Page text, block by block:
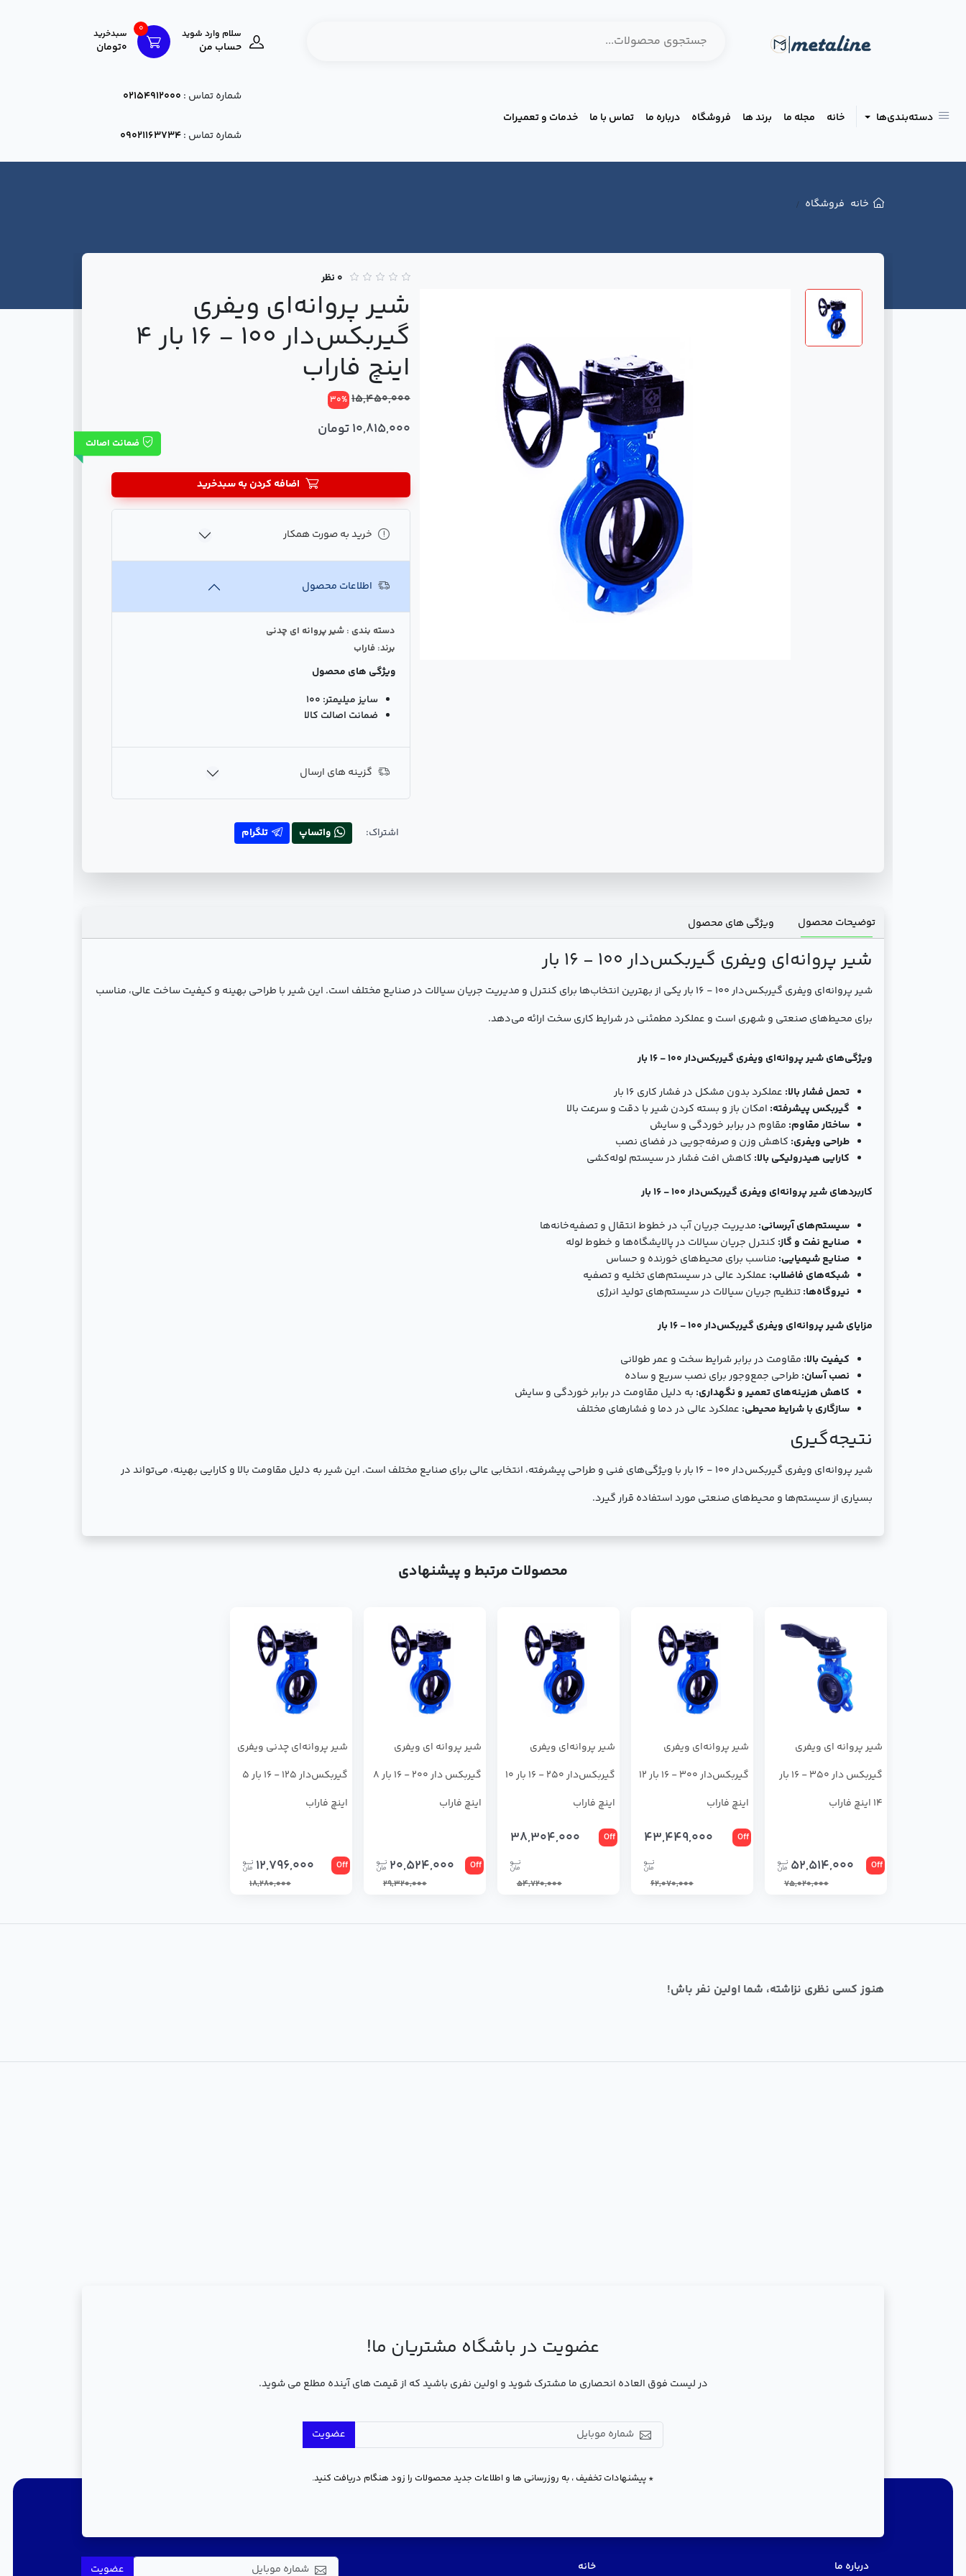
سلام وارد شوید
حساب من
0 سبدخرید
0تومان
دسته‌بندی‌ها خانه مجله ما برند ها فروشگاه درباره ما تماس با ما خدمات و تعمیرات
شماره تماس : 02154912000
شماره تماس :09021163734
خانه فروشگاه
0 نظر
شير پروانه‌ای ویفری
گیربکس‌دار 100 - 16 بار 4
اینچ فاراب
15,450,000
30%
10,815,000 تومان
ضمانت اصالت
اضافه کردن به سبدخرید
خرید به صورت همکار
اطلاعات محصول
دسته بندی : شیر پروانه ای چدنی
برند: فاراب
ویژگی های محصول
سایز میلیمتر: 100
ضمانت اصالت کالا
گزینه های ارسال
اشتراک: واتساپ تلگرام
توضیحات محصول ویژگی های محصول
شير پروانه‌ای ویفری گیربکس‌دار 100 - 16 بار
شير پروانه‌ای ویفری گیربکس‌دار 100 - 16 بار یکی از بهترین انتخاب‌ها برای کنترل و مدیریت جریان سیالات در صنایع مختلف است. این شیر با طراحی بهینه و کیفیت ساخت عالی، مناسب
برای محیط‌های صنعتی و شهری است و عملکرد مطمئنی در شرایط کاری سخت ارائه می‌دهد.
ویژگی‌های شير پروانه‌ای ویفری گیربکس‌دار 100 - 16 بار
تحمل فشار بالا: عملکرد بدون مشکل در فشار کاری 16 بار
گیربکس پیشرفته: امکان باز و بسته کردن شیر با دقت و سرعت بالا
ساختار مقاوم: مقاوم در برابر خوردگی و سایش
طراحی ویفری: کاهش وزن و صرفه‌جویی در فضای نصب
کارایی هیدرولیکی بالا: کاهش افت فشار در سیستم لوله‌کشی
کاربردهای شير پروانه‌ای ویفری گیربکس‌دار 100 - 16 بار
سیستم‌های آبرسانی: مدیریت جریان آب در خطوط انتقال و تصفیه‌خانه‌ها
صنایع نفت و گاز: کنترل جریان سیالات در پالایشگاه‌ها و خطوط لوله
صنایع شیمیایی: مناسب برای محیط‌های خورنده و حساس
شبکه‌های فاضلاب: عملکرد عالی در سیستم‌های تخلیه و تصفیه
نیروگاه‌ها:تنظیم جریان سیالات در سیستم‌های تولید انرژی
مزایای شير پروانه‌ای ویفری گیربکس‌دار 100 - 16 بار
کیفیت بالا: مقاومت در برابر شرایط سخت و عمر طولانی
نصب آسان: طراحی جمع‌وجور برای نصب سریع و ساده
کاهش هزینه‌های تعمیر و نگهداری: به دلیل مقاومت در برابر خوردگی و سایش
سازگاری با شرایط محیطی: عملکرد عالی در دما و فشارهای مختلف
نتیجه‌گیری
شير پروانه‌ای ویفری گیربکس‌دار 100 - 16 بار با ویژگی‌های فنی و طراحی پیشرفته، انتخابی عالی برای صنایع مختلف است. این شیر به دلیل مقاومت بالا و کارایی بهینه، می‌تواند در
بسیاری از سیستم‌ها و محیط‌های صنعتی مورد استفاده قرار گیرد.
محصولات مرتبط و پیشنهادی
شير پروانه اي ويفري
گیربکس دار 350 - 16 بار
14 اینچ فاراب
Off
52,514,000
75,020,000
شير پروانه‌اي ويفري
گيربكس‌دار 300 - 16 بار 12
اینچ فاراب
Off
43,449,000
62,070,000
شير پروانه‌اي ويفري
گيربكس‌دار 250 - 16 بار 10
اینچ فاراب
Off
38,304,000
54,720,000
شير پروانه اي ويفري
گيربكس دار 200 - 16 بار 8
اینچ فاراب
Off
20,524,000
29,320,000
شير پروانه‌ای چدنی ویفری
گیربکس‌دار 125 - 16 بار 5
اینچ فاراب
Off
12,796,000
18,280,000
هنوز کسی نظری نزاشته، شما اولین نفر باش!
عضویت در باشگاه مشتریان ما!
در لیست فوق العاده انحصاری ما مشترک شوید و اولین نفری باشید که از قیمت های آینده مطلع می شوید.
عضویت
* پیشنهادات تخفیف ، به روزرسانی ها و اطلاعات جدید محصولات را زود هنگام دریافت کنید.
درباره ما خانه عضویت